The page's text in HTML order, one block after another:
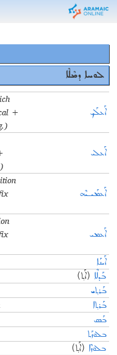
ܠܘܚܐ ܕܡܶܠܶܐ
+
ܐܰܥܠܰܟ݂
ܐܰܥܠܝ
ܐܰܥܡܰܝـܝܶܗ
ܐܰܥܡܝ
ܐܰܝܢܰܐ
ܒܰܕܠܶܐ (ܐܰܬ݂)
ܒܰܪܬ݂ܝ
ܒܰܪܬ݂ܐ
ܒܰܣ
ܒܠܘܙܰܬ
ܒܠܘܙܶܐ (ܐܰܬ݂)